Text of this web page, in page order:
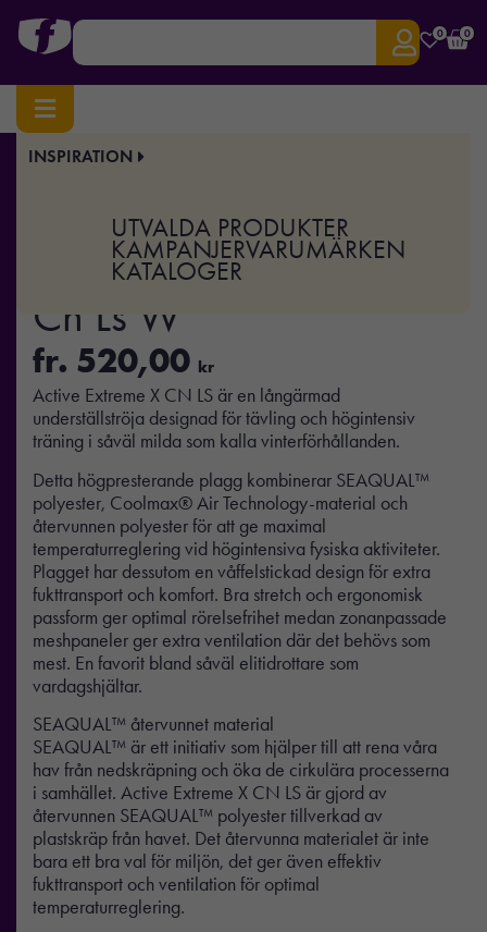
0 0
INSPIRATION
UTVALDA PRODUKTER
KAMPANJERVARUMÄRKEN
KATALOGER
Hem/Sport & Träning / PRO Active Extreme X Cn Ls W
PRO Active Extreme X
Cn Ls W
fr. 520,00 kr
Active Extreme X CN LS är en långärmad
underställströja designad för tävling och högintensiv
träning i såväl milda som kalla vinterförhållanden.
Detta högpresterande plagg kombinerar SEAQUAL™
polyester, Coolmax® Air Technology-material och
återvunnen polyester för att ge maximal
temperaturreglering vid högintensiva fysiska aktiviteter.
Plagget har dessutom en våffelstickad design för extra
fukttransport och komfort. Bra stretch och ergonomisk
passform ger optimal rörelsefrihet medan zonanpassade
meshpaneler ger extra ventilation där det behövs som
mest. En favorit bland såväl elitidrottare som
vardagshjältar.
SEAQUAL™ återvunnet material
SEAQUAL™ är ett initiativ som hjälper till att rena våra
hav från nedskräpning och öka de cirkulära processerna
i samhället. Active Extreme X CN LS är gjord av
återvunnen SEAQUAL™ polyester tillverkad av
plastskräp från havet. Det återvunna materialet är inte
bara ett bra val för miljön, det ger även effektiv
fukttransport och ventilation för optimal
temperaturreglering.